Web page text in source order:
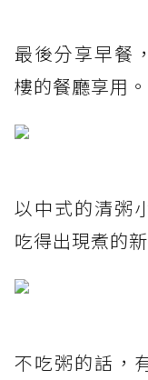
最後分享早餐
樓的餐廳享用。
以中式的清粥
吃得出現煮的新
不吃粥的話，